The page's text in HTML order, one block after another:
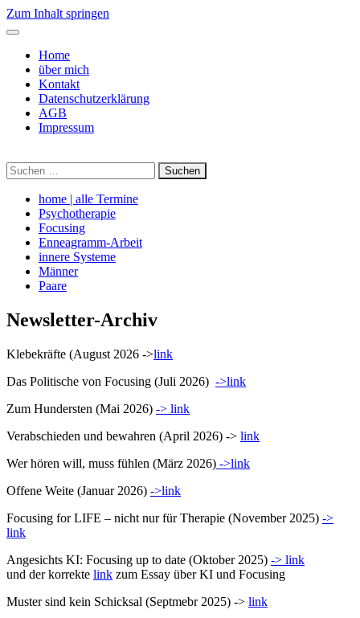
Zum Inhalt springen
Home
über mich
Kontakt
Datenschutzerklärung
AGB
Impressum
Suche
nach:
home | alle Termine
Psychotherapie
Focusing
Enneagramm-Arbeit
innere Systeme
Männer
Paare
Newsletter-Archiv
Klebekräfte (August 2026 ->link
Das Politische von Focusing (Juli 2026) ->link
Zum Hundersten (Mai 2026) -> link
Verabschieden und bewahren (April 2026) -> link
Wer hören will, muss fühlen (März 2026) ->link
Offene Weite (Januar 2026) ->link
Focusing for LIFE – nicht nur für Therapie (November 2025) ->
link
Angesichts KI: Focusing up to date (Oktober 2025) -> link
und der korrekte link zum Essay über KI und Focusing
Muster sind kein Schicksal (Septmebr 2025) -> link